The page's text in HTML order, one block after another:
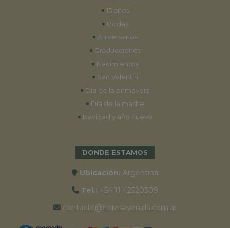
• 15 años
• Bodas
• Aniversarios
• Graduaciones
• Nacimientos
• San Valentín
• Día de la primavera
• Día de la madre
• Navidad y año nuevo
DONDE ESTAMOS
Ubicación: Argentina
Tel.: +54 11 42520309
contacto@floresavenida.com.ar